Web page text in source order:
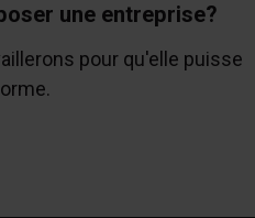
une entreprise?
pour qu'elle puisse